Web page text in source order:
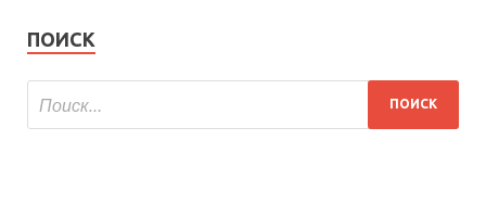
ПОИСК